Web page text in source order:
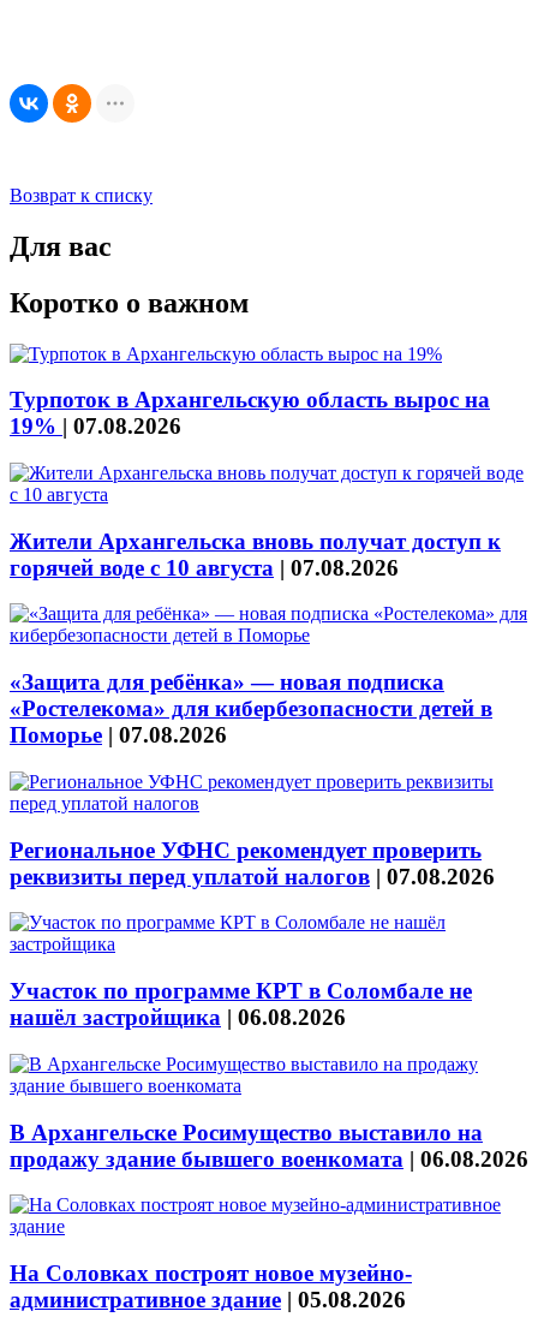
Возврат к списку
Для вас
Коротко о важном
Турпоток в Архангельскую область вырос на
19% | 07.08.2026
Жители Архангельска вновь получат доступ к
горячей воде с 10 августа | 07.08.2026
«Защита для ребёнка» — новая подписка
«Ростелекома» для кибербезопасности детей в
Поморье | 07.08.2026
Региональное УФНС рекомендует проверить
реквизиты перед уплатой налогов | 07.08.2026
Участок по программе КРТ в Соломбале не
нашёл застройщика | 06.08.2026
В Архангельске Росимущество выставило на
продажу здание бывшего военкомата | 06.08.2026
На Соловках построят новое музейно-
административное здание | 05.08.2026